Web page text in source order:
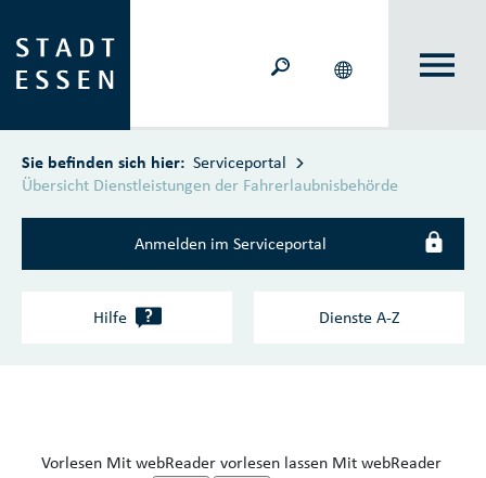
Sie befinden sich hier: Serviceportal
Übersicht Dienstleistungen der Fahrerlaubnisbehörde
Anmelden im Serviceportal
Hilfe ? Dienste A‑Z
Vorlesen Mit webReader vorlesen lassen Mit webReader